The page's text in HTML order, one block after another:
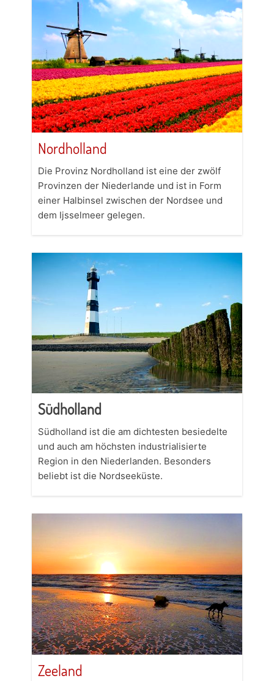
Nordholland
Die Provinz Nordholland ist eine der zwölf
Provinzen der Niederlande und ist in Form
einer Halbinsel zwischen der Nordsee und
dem Ijsselmeer gelegen.
Südholland
Südholland ist die am dichtesten besiedelte
und auch am höchsten industrialisierte
Region in den Niederlanden. Besonders
beliebt ist die Nordseeküste.
Zeeland